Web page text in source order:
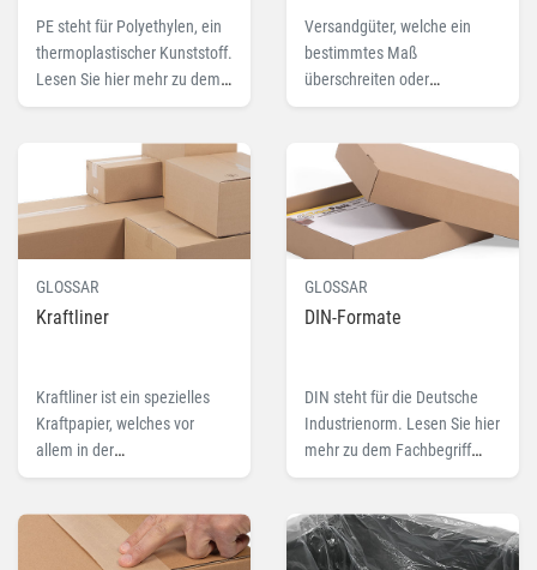
PE steht für Polyethylen, ein
thermoplastischer Kunststoff.
Lesen Sie hier mehr zu dem
Fachbegriff PE.
Versandgüter, welche ein
bestimmtes Maß
überschreiten oder
ungewöhnliche Ausmaße
bezeichnet. Lesen Sie hier
mehr.
GLOSSAR
Kraftliner
Kraftliner ist ein spezielles
Kraftpapier, welches vor
allem in der
Wellpappenherstellung als
benutzt wird. Hier lesen Sie
GLOSSAR
DIN-Formate
DIN steht für die Deutsche
Industrienorm. Lesen Sie hier
mehr zu dem Fachbegriff
DIN-Format.